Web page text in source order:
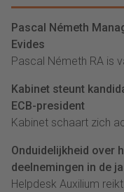
Pascal Németh
Evides
Pascal Németh RA is
Kabinet steunt
ECB-president
Kabinet schaart zich
Onduidelijkheid over
deelnemingen in de
Helpdesk Auxilium